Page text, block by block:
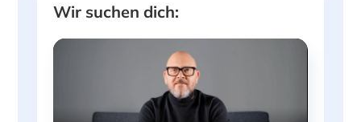
Wir suchen dich: